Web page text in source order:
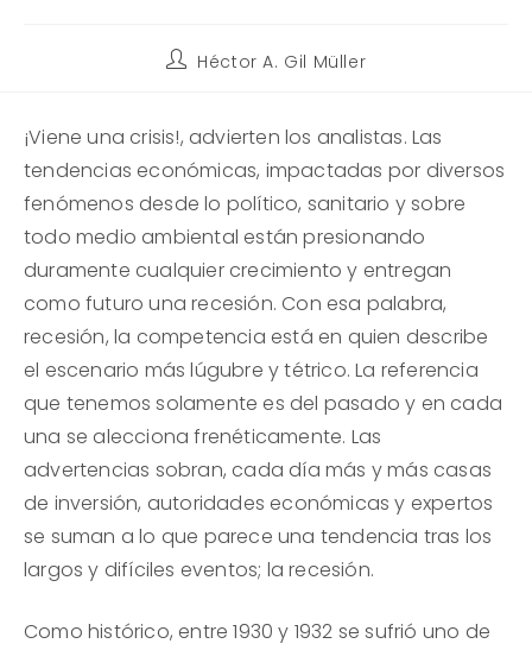
Autor
entrada:
Héctor A. Gil Müller
¡Viene una crisis!, advierten los analistas. Las
tendencias económicas, impactadas por diversos
fenómenos desde lo político, sanitario y sobre
todo medio ambiental están presionando
duramente cualquier crecimiento y entregan
como futuro una recesión. Con esa palabra,
recesión, la competencia está en quien describe
el escenario más lúgubre y tétrico. La referencia
que tenemos solamente es del pasado y en cada
una se alecciona frenéticamente. Las
advertencias sobran, cada día más y más casas
de inversión, autoridades económicas y expertos
se suman a lo que parece una tendencia tras los
largos y difíciles eventos; la recesión.
Como histórico, entre 1930 y 1932 se sufrió uno de